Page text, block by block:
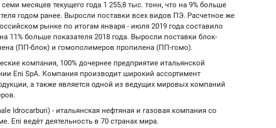
месяцев текущего года 1 255,8 тыс. тонн, что на 9% больше
годом ранее. Выросли поставки всех видов ПЭ. Расчетное же
рынке по итогам января - июля 2019 года составило
11% больше показателя 2018 года. Выросли поставки блок-
(ПП-блок) и гомополимеров пропилена (ПП-гомо).
компания, 100% дочернее предприятие итальянской
Eni SpA. Компания производит широкий ассортимент
а также является одной из ведущих мировых компаний
Idrocarburi) - итальянская нефтяная и газовая компания со
Eni ведёт деятельность в 70 странах мира.